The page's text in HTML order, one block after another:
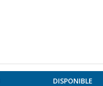
DISPONIBLE